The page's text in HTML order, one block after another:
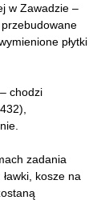
w Zawadzie –
płytki
chodzi
zadania
kosze na